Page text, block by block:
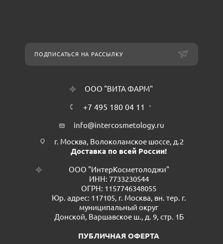
ПОДПИСАТЬСЯ НА РАССЫЛКУ
ООО "ВИТА ФАРМ"
+7 495 180 04 11
info@intercosmetology.ru
г. Москва, Волоколамское шоссе, д.2
Доставка по всей России!
ООО "ИнтерКосметолоджи"
ИНН: 7733230544
ОГРН: 1157746348055
Юр. адрес: 117105, г. Москва, вн. тер. г.
муниципальный округ
Донской, Варшавское ш., д. 9, стр. 1Б
ПУБЛИЧНАЯ ОФЕРТА